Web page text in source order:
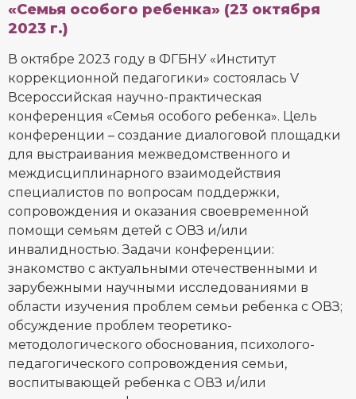
«Семья особого ребенка» (23 октября
2023 г.)
В октябре 2023 году в ФГБНУ «Институт
коррекционной педагогики» состоялась V
Всероссийская научно-практическая
конференция «Семья особого ребенка». Цель
конференции – создание диалоговой площадки
для выстраивания межведомственного и
междисциплинарного взаимодействия
специалистов по вопросам поддержки,
сопровождения и оказания своевременной
помощи семьям детей с ОВЗ и/или
инвалидностью. Задачи конференции:
знакомство с актуальными отечественными и
зарубежными научными исследованиями в
области изучения проблем семьи ребенка с ОВЗ;
обсуждение проблем теоретико-
методологического обоснования, психолого-
педагогического сопровождения семьи,
воспитывающей ребенка с ОВЗ и/или